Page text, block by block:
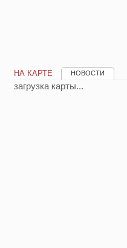
НА КАРТЕ НОВОСТИ
загрузка карты...